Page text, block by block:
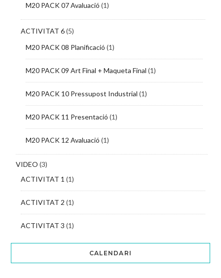
M20 PACK 07 Avaluació (1)
ACTIVITAT 6(5)
M20 PACK 08 Planificació (1)
M20 PACK 09 Art Final + Maqueta Final (1)
M20 PACK 10 Pressupost Industrial (1)
M20 PACK 11 Presentació (1)
M20 PACK 12 Avaluació (1)
VIDEO (3)
ACTIVITAT 1 (1)
ACTIVITAT 2 (1)
ACTIVITAT 3 (1)
CALENDARI